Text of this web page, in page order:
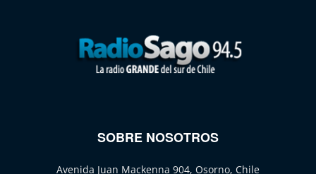
SOBRE NOSOTROS
Avenida Juan Mackenna 904, Osorno, Chile